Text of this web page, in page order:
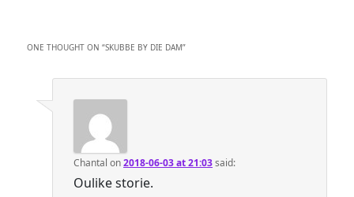
ONE THOUGHT ON “SKUBBE BY DIE DAM”
Chantal on2018-06-03 at 21:03said:
Oulike storie.